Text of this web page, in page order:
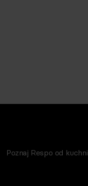
Poznaj Respo od kuchni